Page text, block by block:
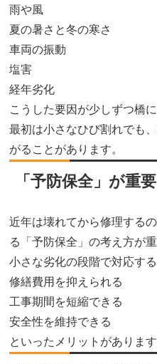
雨や風
夏の暑さと冬の寒さ
車両の振動
塩害
経年劣化
こうした要因が少しずつ橋
最初は小さなひび割れでも
がることがあります。
「予防保全」が重要
近年は壊れてから修理する
る「予防保全」の考え方が
小さな劣化の段階で対応する
修繕費用を抑えられる
工事期間を短縮できる
安全性を維持できる
といったメリットがあります